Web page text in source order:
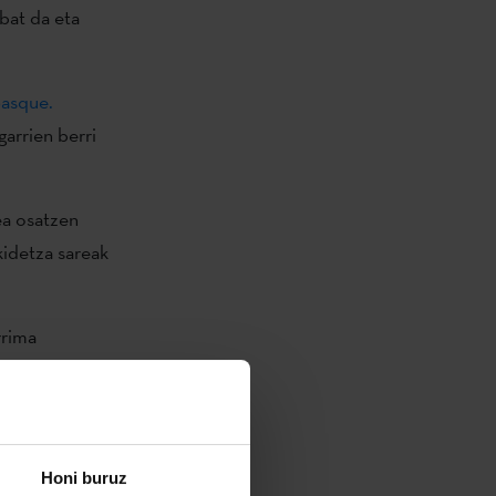
Honi buruz
da eta
berri
osatzen
sareak